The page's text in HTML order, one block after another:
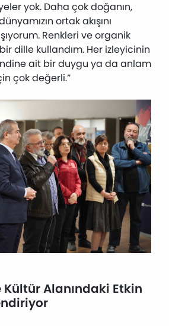
yok. Daha çok doğanın,
ortak akışını
Renkleri ve organik
dille kullandım. Her izleyicinin
ait bir duygu ya da anlam
çok değerli.”
Kültür Alanındaki Etkin